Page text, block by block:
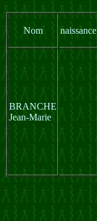
Nom naissance
BRANCHE
Jean-Marie